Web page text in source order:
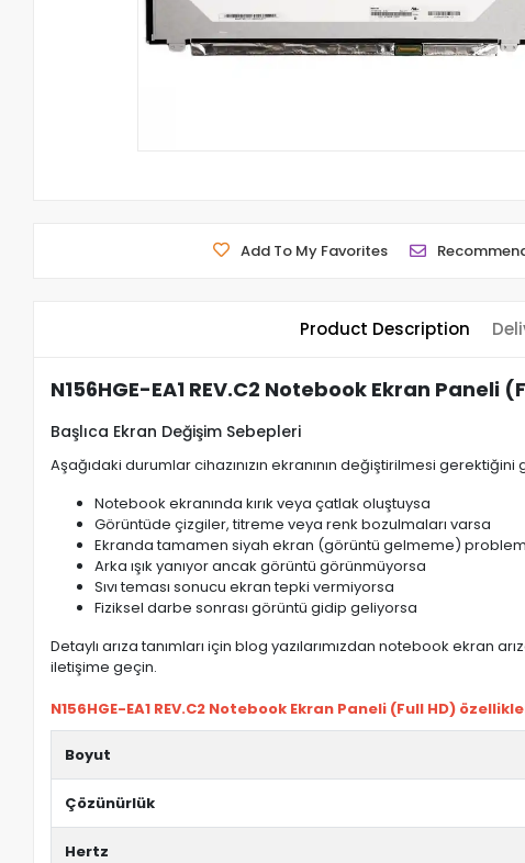
Add To My Favorites
Product Description
N156HGE-EA1 REV.C2 Notebook Ekran Paneli
Başlıca Ekran Değişim Sebepleri
Aşağıdaki durumlar cihazınızın ekranının değiştirilmesi gerektiğini
Notebook ekranında kırık veya çatlak oluştuysa
Görüntüde çizgiler, titreme veya renk bozulmaları varsa
Ekranda tamamen siyah ekran (görüntü gelmeme)
Arka ışık yanıyor ancak görüntü görünmüyorsa
Sıvı teması sonucu ekran tepki vermiyorsa
Fiziksel darbe sonrası görüntü gidip geliyorsa
Detaylı arıza tanımları için blog yazılarımızdan notebook ekran
iletişime geçin.
N156HGE-EA1 REV.C2 Notebook Ekran Paneli (Full HD)
Boyut
Çözünürlük
Hertz